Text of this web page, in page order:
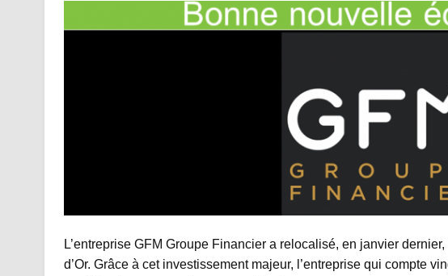
L’entreprise GFM Groupe Financier a relocalisé, en janvier
d’Or. Grâce à cet investissement majeur, l’entreprise qui compte